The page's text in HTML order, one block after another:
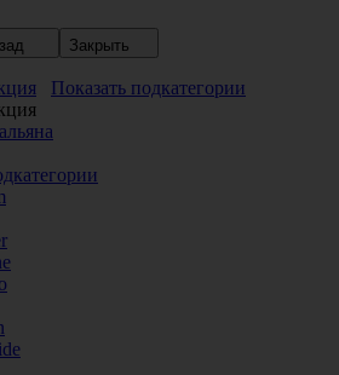
Закрыть
Показать подкатегории